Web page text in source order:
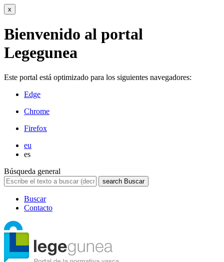
x
Bienvenido al portal
Legegunea
Este portal está optimizado para los siguientes navegadores:
Edge
Chrome
Firefox
eu
es
Búsqueda general
search Buscar
Buscar
Contacto